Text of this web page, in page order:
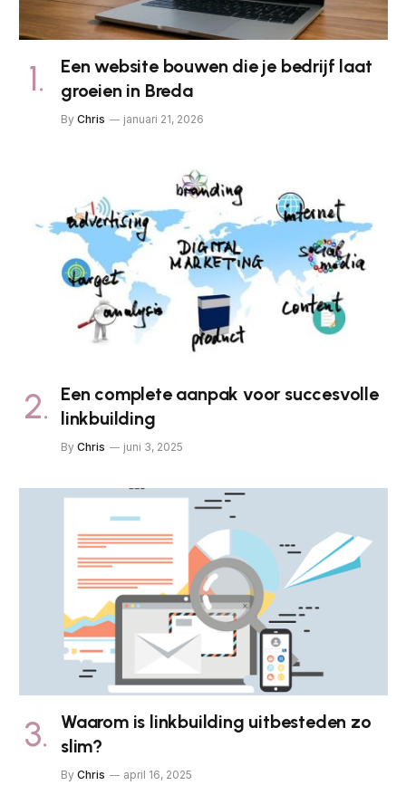
Een website bouwen die je bedrijf laat
groeien in Breda
By Chris januari 21, 2026
Een complete aanpak voor succesvolle
linkbuilding
By Chris juni 3, 2025
Waarom is linkbuilding uitbesteden zo
slim?
By Chris april 16, 2025